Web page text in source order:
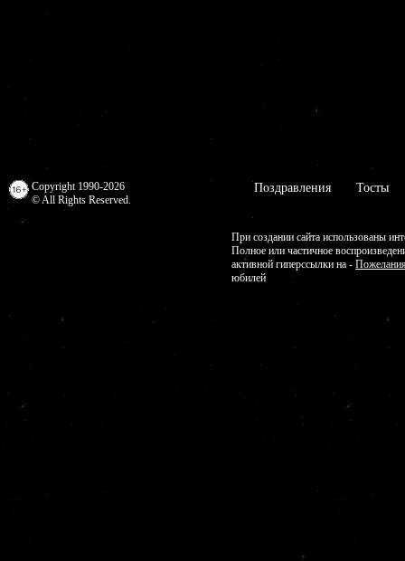
Copyright 1990-2026
© All Rights Reserved.
Поздравления Тосты
При создании сайта использованы
Полное или частичное
активной гиперссылки на -
юбилей